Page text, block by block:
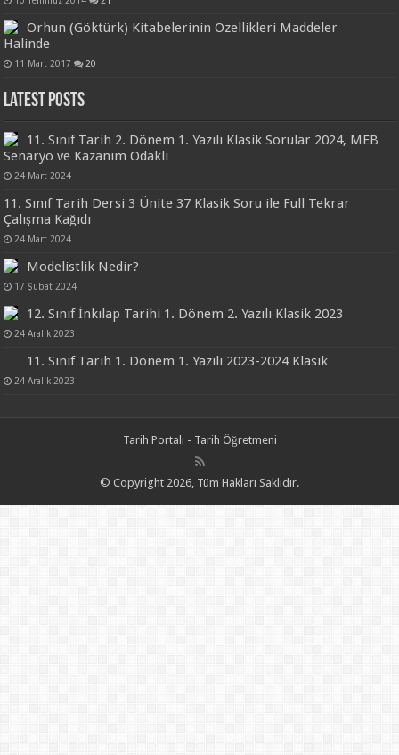
Orhun (Göktürk) Kitabelerinin Özellikleri Maddeler
Halinde
11 Mart 2017 20
Latest Posts
11. Sınıf Tarih 2. Dönem 1. Yazılı Klasik Sorular 2024, MEB
Senaryo ve Kazanım Odaklı
24 Mart 2024
11. Sınıf Tarih Dersi 3 Ünite 37 Klasik Soru ile Full Tekrar
Çalışma Kağıdı
24 Mart 2024
Modelistlik Nedir?
17 Şubat 2024
12. Sınıf İnkılap Tarihi 1. Dönem 2. Yazılı Klasik 2023
24 Aralık 2023
11. Sınıf Tarih 1. Dönem 1. Yazılı 2023-2024 Klasik
24 Aralık 2023
Tarih Portalı - Tarih Öğretmeni
© Copyright 2026, Tüm Hakları Saklıdır.